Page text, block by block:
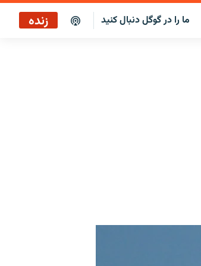
ما را در گوگل دنبال کنید زنده